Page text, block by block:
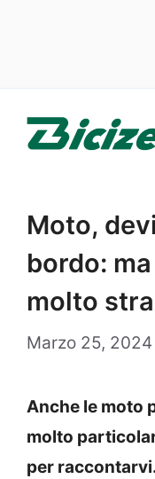
Moto,
bordo:
molto
Marzo 25, 2024
Anche le moto
molto
per